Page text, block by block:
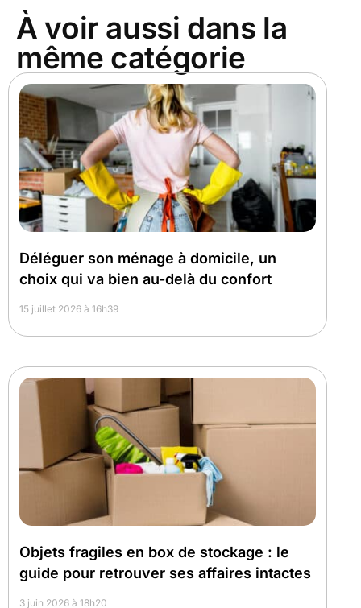
À voir aussi dans la
même catégorie
Déléguer son ménage à domicile, un
choix qui va bien au-delà du confort
15 juillet 2026 à 16h39
Objets fragiles en box de stockage : le
guide pour retrouver ses affaires intactes
3 juin 2026 à 18h20